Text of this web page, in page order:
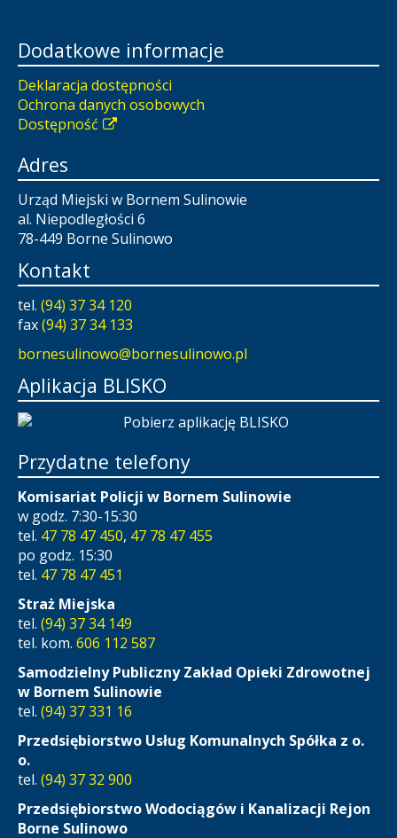
Dodatkowe informacje
Deklaracja dostępności
Ochrona danych osobowych
Dostępność
Adres
Urząd Miejski w Bornem Sulinowie
al. Niepodległości 6
78-449 Borne Sulinowo
Kontakt
tel. (94) 37 34 120
fax(94) 37 34 133
bornesulinowo@bornesulinowo.pl
Aplikacja BLISKO
Przydatne telefony
Komisariat Policji w Bornem Sulinowie
w godz. 7:30-15:30
tel. 47 78 47 450, 47 78 47 455
po godz. 15:30
tel. 47 78 47 451
Straż Miejska
tel. (94) 37 34 149
tel. kom. 606 112 587
Samodzielny Publiczny Zakład Opieki Zdrowotnej
w Bornem Sulinowie
tel. (94) 37 331 16
Przedsiębiorstwo Usług Komunalnych Spółka z o.
o.
tel. (94) 37 32 900
Przedsiębiorstwo Wodociągów i Kanalizacji Rejon
Borne Sulinowo